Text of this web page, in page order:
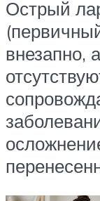
Острый
внезапно,